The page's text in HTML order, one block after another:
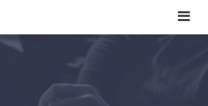
SEO tools reviews
bij jou in de buurt?
Offerte